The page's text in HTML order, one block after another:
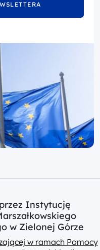
Instytucję
w Zielonej Górze
w ramach Pomocy